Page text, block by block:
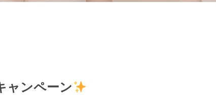
ャンペーン